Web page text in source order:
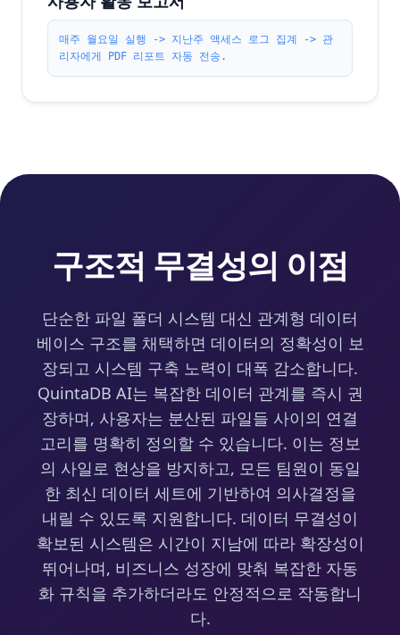
매주 월요일 실행 -> 지난주 액세스 로그 집계 -> 관
리자에게 PDF 리포트 자동 전송.
구조적 무결성의 이점
단순한 파일 폴더 시스템 대신 관계형 데이터
베이스 구조를 채택하면 데이터의 정확성이 보
장되고 시스템 구축 노력이 대폭 감소합니다.
QuintaDB AI는 복잡한 데이터 관계를 즉시 권
장하며, 사용자는 분산된 파일들 사이의 연결
고리를 명확히 정의할 수 있습니다. 이는 정보
의 사일로 현상을 방지하고, 모든 팀원이 동일
한 최신 데이터 세트에 기반하여 의사결정을
내릴 수 있도록 지원합니다. 데이터 무결성이
확보된 시스템은 시간이 지남에 따라 확장성이
뛰어나며, 비즈니스 성장에 맞춰 복잡한 자동
화 규칙을 추가하더라도 안정적으로 작동합니
다.